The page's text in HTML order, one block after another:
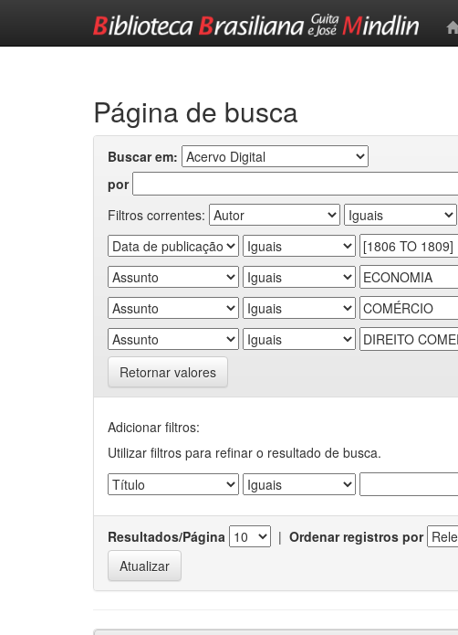
Página de busca
Buscar em:
por
Filtros correntes:
Retornar valores
Adicionar filtros:
Utilizar filtros para refinar o resultado de busca.
Resultados/Página | Ordenar registros por